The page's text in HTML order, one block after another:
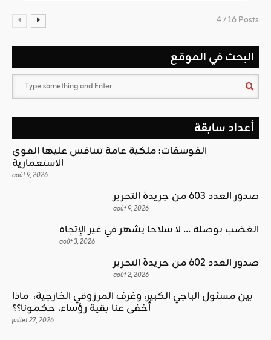
4 / 16 Posts
البحث في الموقع
أعداد سابقة
الفوسفات: ملكية عامة تتنافس عليها القوى
الاستعمارية
août 9, 2026
صدور العدد 603 من جريدة التحرير
août 9, 2026
الغضب بوصلة … لا سلاحا يشهر في غير الإتجاه
août 3, 2026
صدور العدد 602 من جريدة التحرير
août 2, 2026
بين مسئول الباجي الكبير، وغرف المرزوقي الخارجية، ماذا
أخفى عنا بقية رؤساء، حكمونا؟؟
juillet 27, 2026